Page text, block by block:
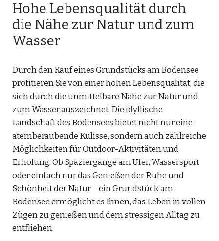
Hohe Lebensqualität durch
die Nähe zur Natur und zum
Wasser
Durch den Kauf eines Grundstücks am Bodensee
profitieren Sie von einer hohen Lebensqualität, die
sich durch die unmittelbare Nähe zur Natur und
zum Wasser auszeichnet. Die idyllische
Landschaft des Bodensees bietet nicht nur eine
atemberaubende Kulisse, sondern auch zahlreiche
Möglichkeiten für Outdoor-Aktivitäten und
Erholung. Ob Spaziergänge am Ufer, Wassersport
oder einfach nur das Genießen der Ruhe und
Schönheit der Natur – ein Grundstück am
Bodensee ermöglicht es Ihnen, das Leben in vollen
Zügen zu genießen und dem stressigen Alltag zu
entfliehen.